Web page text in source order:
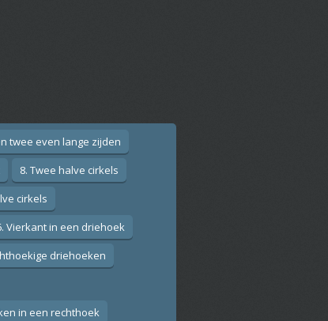
twee even lange zijden
8. Twee halve cirkels
cirkels
Vierkant in een driehoek
driehoeken
in een rechthoek